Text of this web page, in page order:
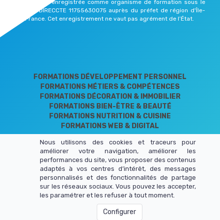
Productions enregistrée comme organisme de formation sous le
numéro DIRECCTE 11755630075 auprès du préfet de région d'Île-
de-France. Cet enregistrement ne vaut pas agrément de l’État.
FORMATIONS DÉVELOPPEMENT PERSONNEL
FORMATIONS MÉTIERS & COMPÉTENCES
FORMATIONS DÉCORATION & IMMOBILIER
FORMATIONS BIEN-ÊTRE & BEAUTÉ
FORMATIONS NUTRITION & CUISINE
FORMATIONS WEB & DIGITAL
LIENS UTILES
Nous utilisons des cookies et traceurs pour
améliorer votre navigation, améliorer les
performances du site, vous proposer des contenus
adaptés à vos centres d’intérêt, des messages
personnalisés et des fonctionnalités de partage
sur les réseaux sociaux. Vous pouvez les accepter,
les paramétrer et les refuser à tout moment.
Configurer